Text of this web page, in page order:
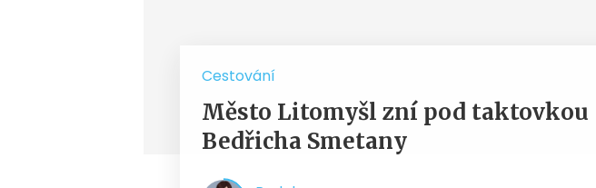
Cestování
Město Litomyšl zní pod taktovkou
Bedřicha Smetany